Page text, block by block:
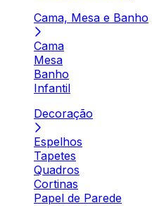
Cama, Mesa e Banho
Cama
Mesa
Banho
Infantil
Decoração
Espelhos
Tapetes
Quadros
Cortinas
Papel de Parede